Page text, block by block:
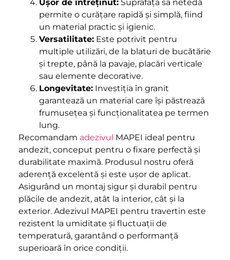
Ușor de întreținut:Suprafața sa netedă
permite o curățare rapidă și simplă, fiind
un material practic și igienic.
Versatilitate:Este potrivit pentru
multiple utilizări, de la blaturi de bucătărie
și trepte, până la pavaje, placări verticale
sau elemente decorative.
Longevitate:Investiția în granit
garantează un material care își păstrează
frumusețea și funcționalitatea pe termen
lung.
Recomandam adezivul MAPEI ideal pentru
andezit, conceput pentru o fixare perfectă și
durabilitate maximă. Produsul nostru oferă
aderență excelentă și este ușor de aplicat.
Asigurând un montaj sigur și durabil pentru
plăcile de andezit, atât la interior, cât și la
exterior. Adezivul MAPEI pentru travertin este
rezistent la umiditate și fluctuații de
temperatură, garantând o performanță
superioară în orice condiții.